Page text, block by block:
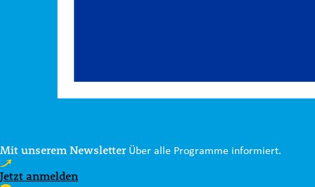
Mit unserem Newsletter Über alle Programme informiert.
Jetzt anmelden